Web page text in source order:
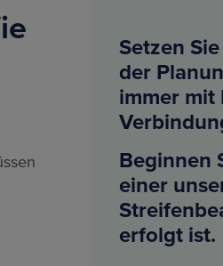
Setzen
der
immer mit
Beginnen
einer
erfolgt ist.